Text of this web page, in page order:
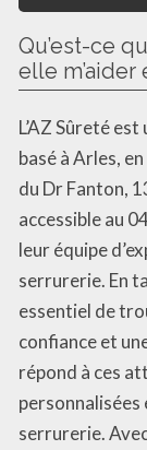
Qu’est-ce
elle m’aider
L’AZ Sûreté
basé à Arles,
du Dr Fanton,
accessible au
leur équipe
serrurerie. En
essentiel de
confiance et
répond à ces
personnalisées
serrurerie.